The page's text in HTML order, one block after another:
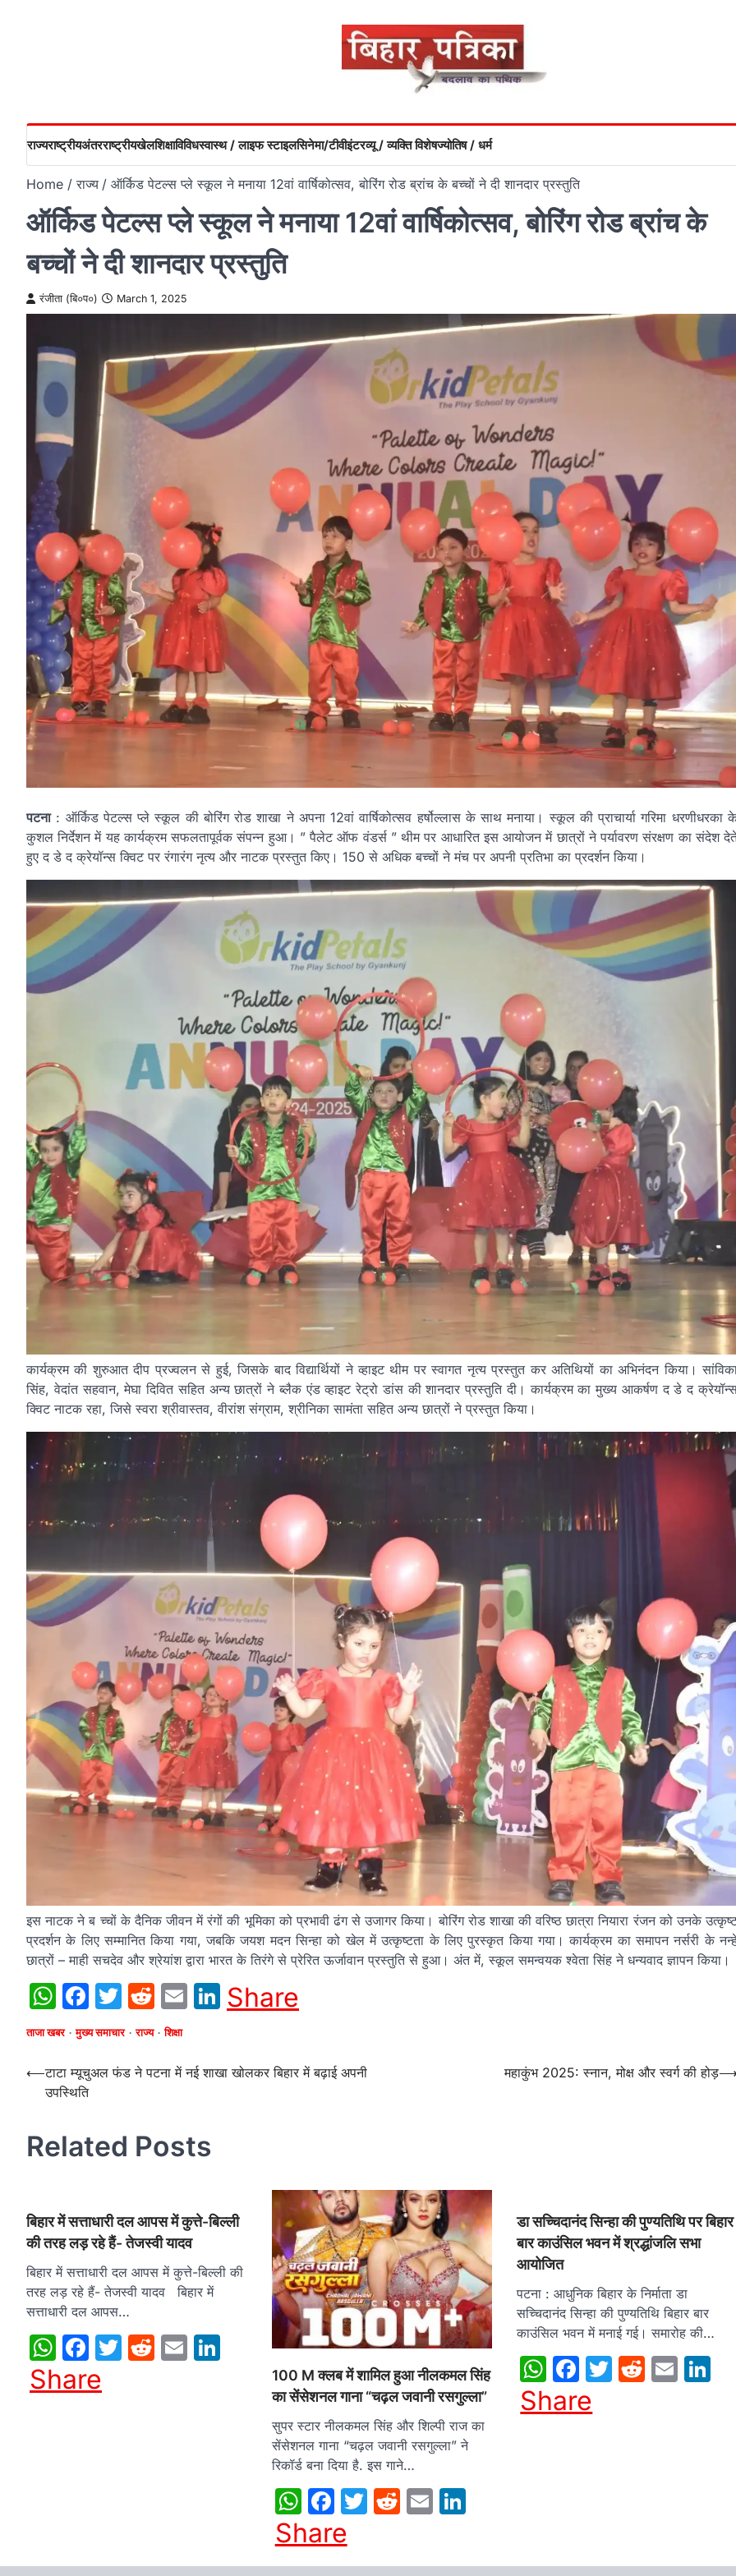
राज्यराष्ट्रीयअंतरराष्ट्रीयखेलशिक्षाविविधस्वास्थ / लाइफ स्टाइलसिनेमा/टीवीइंटरव्यू / व्यक्ति विशेषज्योतिष / धर्म
Home राज्य ऑर्किड पेटल्स प्ले स्कूल ने मनाया 12वां वार्षिकोत्सव, बोरिंग रोड ब्रांच के बच्चों ने दी शानदार प्रस्तुति
ऑर्किड पेटल्स प्ले स्कूल ने मनाया 12वां वार्षिकोत्सव, बोरिंग रोड ब्रांच के
बच्चों ने दी शानदार प्रस्तुति
रंजीता (बि०प०) March 1, 2025
पटना: ऑर्किड पेटल्स प्ले स्कूल की बोरिंग रोड शाखा ने अपना 12वां वार्षिकोत्सव हर्षोल्लास के साथ मनाया। स्कूल की प्राचार्या गरिमा धरणीधरका
कुशल निर्देशन में यह कार्यक्रम सफलतापूर्वक संपन्न हुआ। ” पैलेट ऑफ वंडर्स ” थीम पर आधारित इस आयोजन में छात्रों ने पर्यावरण संरक्षण का संदेश
हुए द डे द क्रेयॉन्स क्विट पर रंगारंग नृत्य और नाटक प्रस्तुत किए। 150 से अधिक बच्चों ने मंच पर अपनी प्रतिभा का प्रदर्शन किया।
कार्यक्रम की शुरुआत दीप प्रज्वलन से हुई, जिसके बाद विद्यार्थियों ने व्हाइट थीम पर स्वागत नृत्य प्रस्तुत कर अतिथियों का अभिनंदन किया।
सिंह, वेदांत सहवान, मेघा दिवित सहित अन्य छात्रों ने ब्लैक एंड व्हाइट रेट्रो डांस की शानदार प्रस्तुति दी। कार्यक्रम का मुख्य आकर्षण द डे द
क्विट नाटक रहा, जिसे स्वरा श्रीवास्तव, वीरांश संग्राम, श्रीनिका सामंता सहित अन्य छात्रों ने प्रस्तुत किया।
इस नाटक ने ब च्चों के दैनिक जीवन में रंगों की भूमिका को प्रभावी ढंग से उजागर किया। बोरिंग रोड शाखा की वरिष्ठ छात्रा नियारा रंजन को उनके
प्रदर्शन के लिए सम्मानित किया गया, जबकि जयश मदन सिन्हा को खेल में उत्कृष्टता के लिए पुरस्कृत किया गया। कार्यक्रम का समापन नर्सरी के
छात्रों – माही सचदेव और श्रेयांश द्वारा भारत के तिरंगे से प्रेरित ऊर्जावान प्रस्तुति से हुआ। अंत में, स्कूल समन्वयक श्वेता सिंह ने धन्यवाद ज्ञापन किया।
WhatsApp
Facebook
Twitter
Reddit
EmailLinkedIn
Share
ताजा खबर मुख्य समाचार राज्य शिक्षा
Post
navigation
⟵टाटा म्यूचुअल फंड ने पटना में नई शाखा खोलकर बिहार में बढ़ाई अपनी
उपस्थिति
महाकुंभ 2025: स्नान, मोक्ष और स्वर्ग की होड़
Related Posts
बिहार में सत्ताधारी दल आपस में कुत्ते-बिल्ली
की तरह लड़ रहे हैं- तेजस्वी यादव
बिहार में सत्ताधारी दल आपस में कुत्ते-बिल्ली की
तरह लड़ रहे हैं- तेजस्वी यादव बिहार में
सत्ताधारी दल आपस…
WhatsApp
Facebook
Twitter
Reddit
EmailLinkedIn
Share
100 M क्लब में शामिल हुआ नीलकमल सिंह
का सेंसेशनल गाना “चढ़ल जवानी रसगुल्ला”
सुपर स्टार नीलकमल सिंह और शिल्पी राज का
सेंसेशनल गाना “चढ़ल जवानी रसगुल्ला” ने
रिकॉर्ड बना दिया है. इस गाने…
WhatsApp
Facebook
Twitter
Reddit
EmailLinkedIn
Share
डा सच्चिदानंद सिन्हा की पुण्यतिथि पर बिहार
बार काउंसिल भवन में श्रद्धांजलि सभा
आयोजित
पटना : आधुनिक बिहार के निर्माता डा
सच्चिदानंद सिन्हा की पुण्यतिथि बिहार बार
काउंसिल भवन में मनाई गई। समारोह की…
WhatsApp
Facebook
Twitter
Reddit
Share